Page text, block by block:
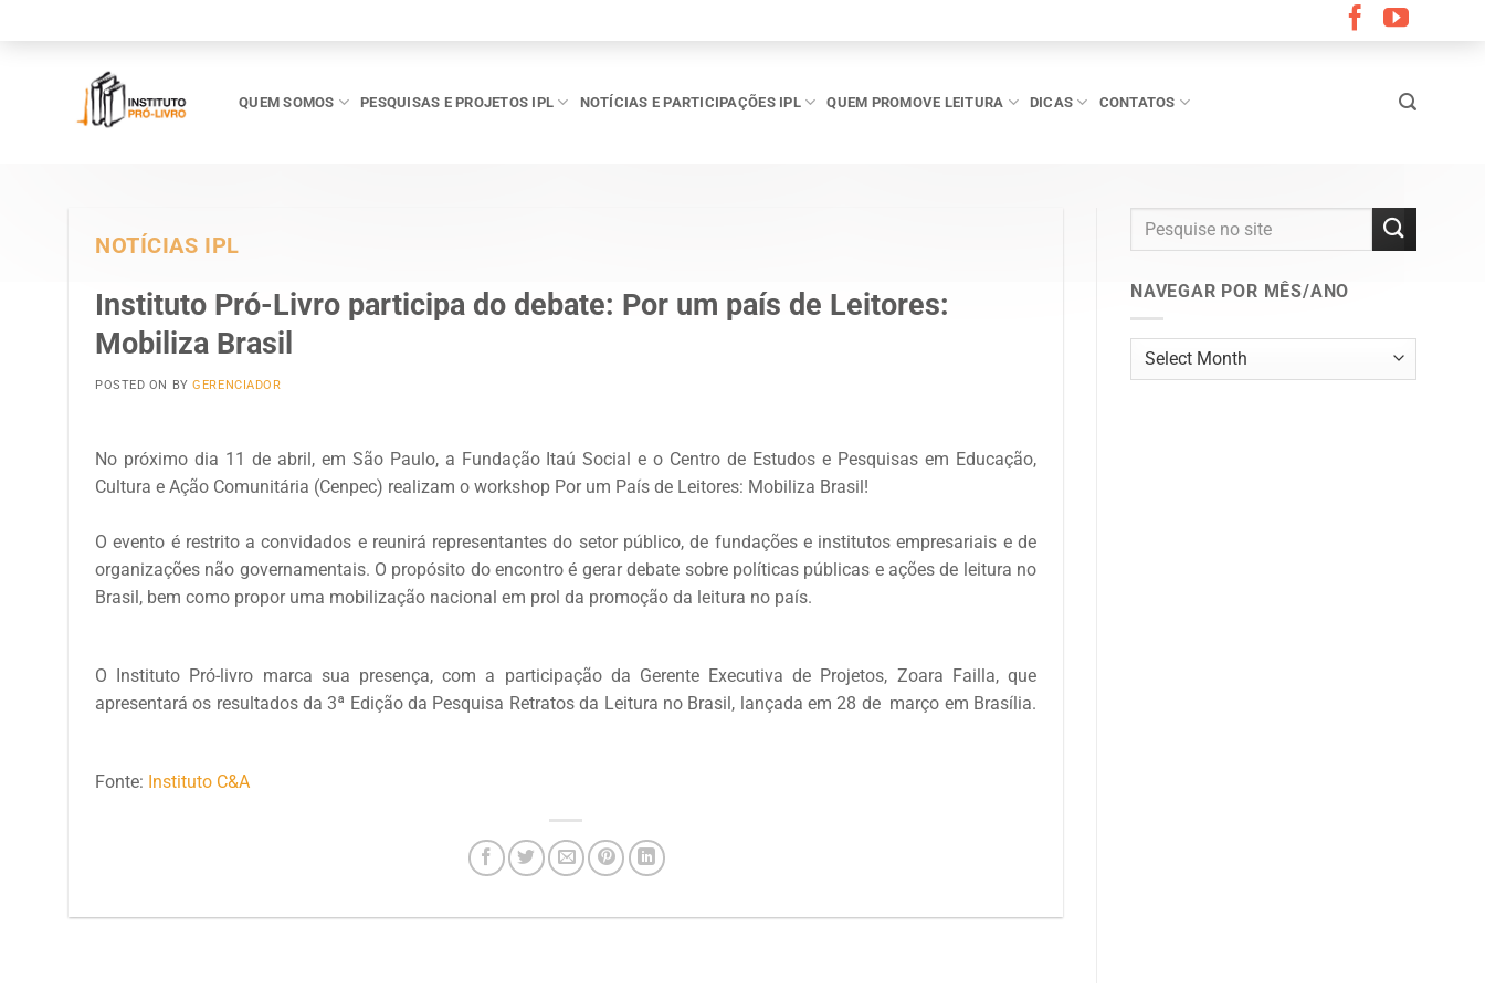
QUEM SOMOS PESQUISAS E PROJETOS IPL NOTÍCIAS E PARTICIPAÇÕES IPL QUEM PROMOVE LEITURA DICAS CONTATOS
NOTÍCIAS IPL
Instituto Pró-Livro participa do debate: Por um país de Leitores:
Mobiliza Brasil
POSTED ON BYGERENCIADOR
No próximo dia 11 de abril, em São Paulo, a Fundação Itaú Social e o Centro de Estudos e Pesquisas em Educação,
Cultura e Ação Comunitária (Cenpec) realizam o workshop Por um País de Leitores: Mobiliza Brasil!
O evento é restrito a convidados e reunirá representantes do setor público, de fundações e institutos empresariais e de
organizações não governamentais. O propósito do encontro é gerar debate sobre políticas públicas e ações de leitura no
Brasil, bem como propor uma mobilização nacional em prol da promoção da leitura no país.
O Instituto Pró-livro marca sua presença, com a participação da Gerente Executiva de Projetos, Zoara Failla, que
apresentará os resultados da 3ª Edição da Pesquisa Retratos da Leitura no Brasil, lançada em 28 de março em Brasília.
Fonte: Instituto C&A
NAVEGAR POR MÊS/ANO
Navegar
por